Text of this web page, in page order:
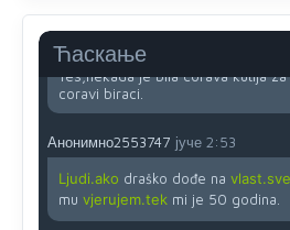
Ћаскање
Yes,nekada je bila corava kutija za
coravi biraci.
Анонимно2553747 јуче 2:53
Ljudi.ako draško dođe na vlast.sve
mu vjerujem.tek mi je 50 godina.